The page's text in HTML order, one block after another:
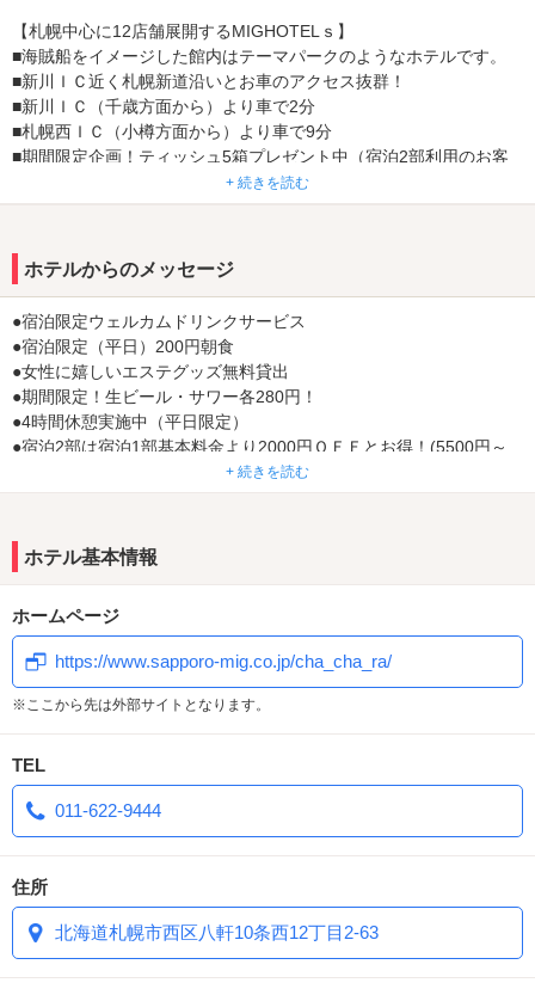
【札幌中心に12店舗展開するMIGHOTELｓ】
■海賊船をイメージした館内はテーマパークのようなホテルです。
■新川ＩＣ近く札幌新道沿いとお車のアクセス抜群！
■新川ＩＣ（千歳方面から）より車で2分
■札幌西ＩＣ（小樽方面から）より車で9分
■期間限定企画！ティッシュ5箱プレゼント中（宿泊2部利用のお客
■道内初！！ミラバス＆ミラブル導入！（一部）
■フリーWi-Fi全室完備
■24時間休憩可（日～金）
■リファシャワーヘッドorミラブル全室完備
■来店メダルを集めて「割引」または「商品」ＧＥＴ！
■WEB・電話予約可
+ 続きを読む
ホテルからのメッセージ
●宿泊限定ウェルカムドリンクサービス
●宿泊限定（平日）200円朝食
●女性に嬉しいエステグッズ無料貸出
●期間限定！生ビール・サワー各280円！
●4時間休憩実施中（平日限定）
●宿泊2部は宿泊1部基本料金より2000円ＯＦＦとお得！(5500円～
●LINEお友達登録特典で「生ビール」または「ソフトドリンク」無
+ 続きを読む
ホテル基本情報
ホームページ
https://www.sapporo-mig.co.jp/cha_cha_ra/
※ここから先は外部サイトとなります。
TEL
011-622-9444
住所
北海道札幌市西区八軒10条西12丁目2-63